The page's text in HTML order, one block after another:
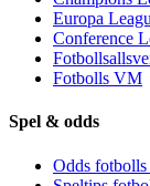
Europa
Conference
Fotbolls VM
Spel & odds
Odds